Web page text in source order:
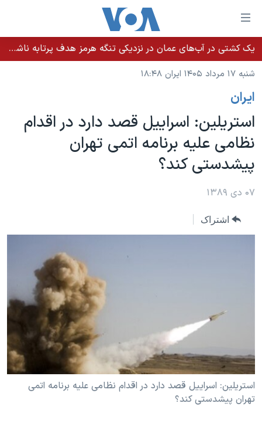
لینکهای
قابل
دسترسی
جهش
محتوای
اصلی
جهش
به
صفحه
جهش
خانه
نسخه سبک وب‌سایت
موضوع ها
ایران
آمریکا
جهان
ورزشی
اقتصادی
اسرائیل در جنگ
آرشیو پخش زنده
برنامه های تلویزیونی
جدول برنامه ها
صفحه‌های ویژه
جام جهانی ۲۰۲۶
حمله جمهوری اسلامی به اسرائیل
ورزش زنان در ایران
اعتراضات زن، زندگی، آزادی
مجموعه مستندهای دادخواهی
فرکانس‌های صدای آمریکا
پخش رادیویی
زبانهای مختلف
یک کشتی در آب‌های عمان در نزدیکی تنگه هرمز هدف پرتابه ناشناس قرار گرفت
شنبه ۱۷ مرداد ۱۴۰۵ ایران ۱۸:۴۸
ايران
استريلين: اسراييل قصد دارد در اقدام
نظامی عليه برنامه اتمی تهران
پيشدستی کند؟
۰۷ دی ۱۳۸۹
اشتراک
استريلين: اسراييل قصد دارد در اقدام نظامی عليه برنامه اتمی
تهران پيشدستی کند؟